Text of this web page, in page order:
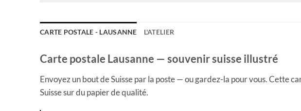
CARTE POSTALE - LAUSANNE L'ATELIER
Carte postale Lausanne — souvenir suisse illustré
Envoyez un bout de Suisse par la poste — ou gardez-la pour vous. Cette
Suisse sur du papier de qualité.